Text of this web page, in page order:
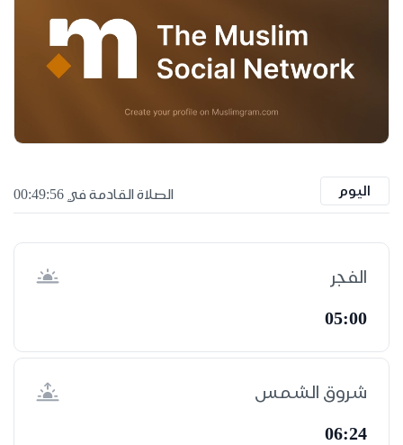
اليوم الصلاة القادمة في 00:49:55
الفجر
05:00
شروق الشمس
06:24